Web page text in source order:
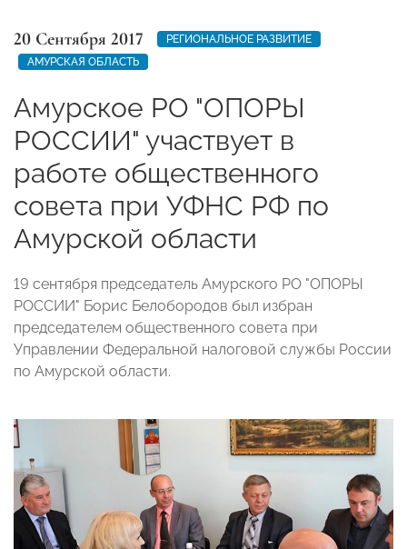
20 Сентября 2017
РЕГИОНАЛЬНОЕ РАЗВИТИЕ
АМУРСКАЯ ОБЛАСТЬ
Амурское РО "ОПОРЫ
РОССИИ" участвует в
работе общественного
совета при УФНС РФ по
Амурской области
19 сентября председатель Амурского РО "ОПОРЫ
РОССИИ" Борис Белобородов был избран
председателем общественного совета при
Управлении Федеральной налоговой службы России
по Амурской области.